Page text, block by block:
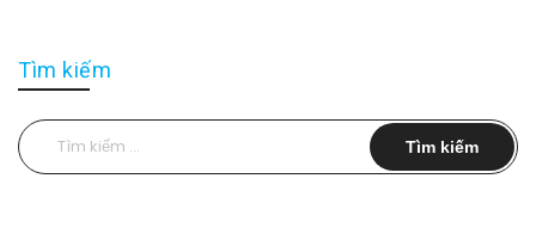
Tìm kiếm
Tìm
kiếm